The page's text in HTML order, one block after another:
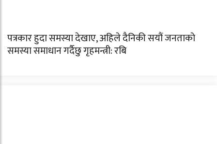
पत्रकार हुदा समस्या देखाए, अहिले दैनिकी सयौं जनताको
समस्या समाधान गर्दैछु गृहमन्त्री: रबि